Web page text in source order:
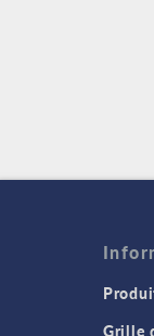
Grille